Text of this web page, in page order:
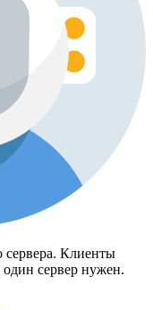
сервера. Клиенты
один сервер нужен.